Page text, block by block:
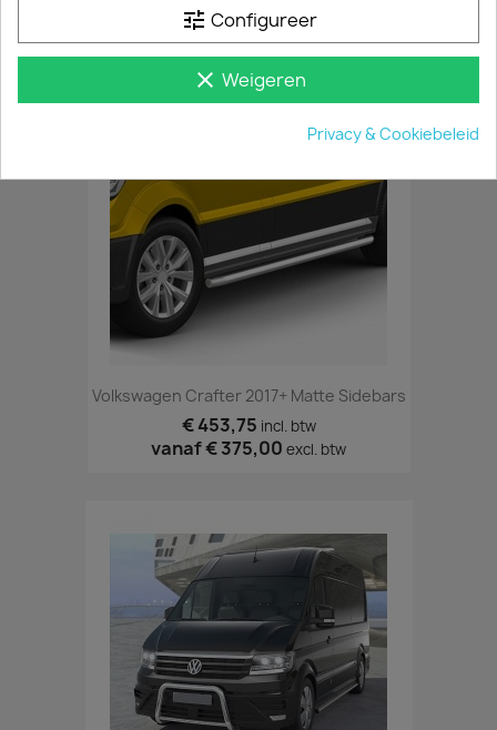
€ 102,85incl. btw
€ 85,00excl. btw
Volkswagen Crafter 2017+ Matte Sidebars
€ 453,75 incl. btw
vanaf€ 375,00 excl. btw
tune Configureer
clear Weigeren
Privacy & Cookiebeleid